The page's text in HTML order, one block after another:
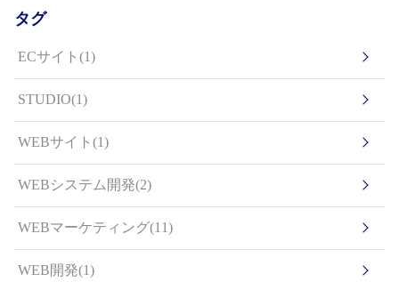
タグ
ECサイト(1)
STUDIO(1)
WEBサイト(1)
WEBシステム開発(2)
WEBマーケティング(11)
WEB開発(1)